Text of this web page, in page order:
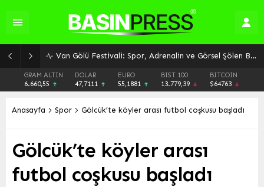
Van Gölü Festivali: Spor, Adrenalin ve Görsel Şölen Bir Arada
GRAM ALTIN
6.660,55
DOLAR
47,7111
EURO
55,1881
BIST 100
13.779,39
BITCOIN
$64763
Anasayfa Spor Gölcük’te köyler arası futbol coşkusu başladı
Gölcük’te köyler arası
futbol coşkusu başladı